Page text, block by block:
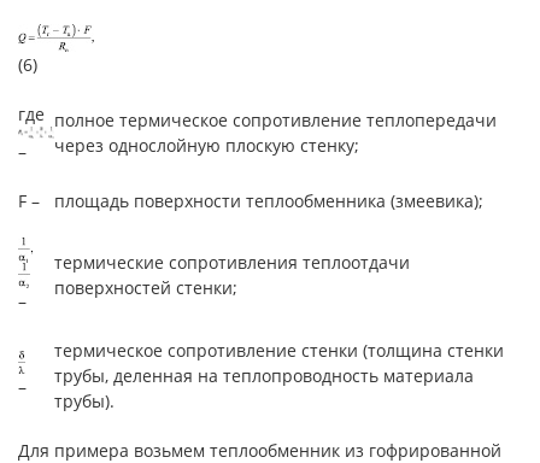
(6)
где
–
полное термическое сопротивление теплопередачи
через однослойную плоскую стенку;
F – площадь поверхности теплообменника (змеевика);
–
термические сопротивления теплоотдачи
поверхностей стенки;
–
термическое сопротивление стенки (толщина стенки
трубы, деленная на теплопроводность материала
трубы).
Для примера возьмем теплообменник из гофрированной